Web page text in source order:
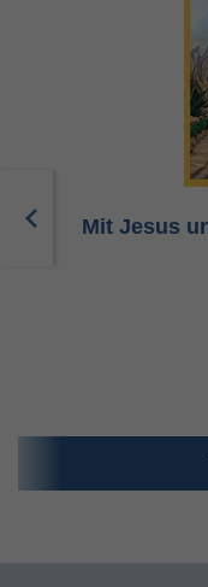
Mit Jesus